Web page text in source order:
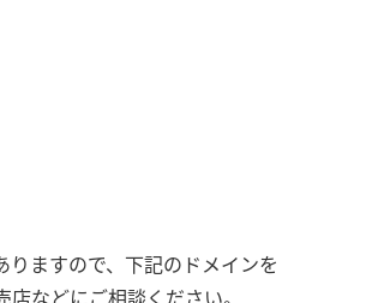
ますので、下記のドメインを